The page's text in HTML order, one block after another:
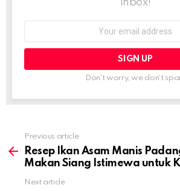
inbox!
Don't worry, we don't
more
Previous article
Resep Ikan Asam Manis
Makan Siang Istimewa untuk
Next article